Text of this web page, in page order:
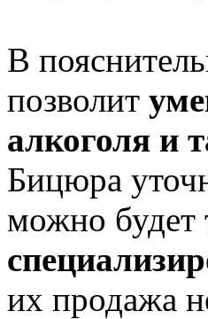
В
позволит
алкоголя и
Бицюра
можно будет
их продажа